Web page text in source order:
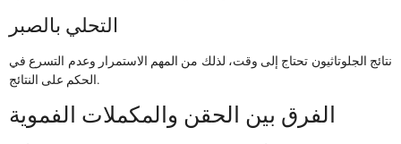
التحلي بالصبر
نتائج الجلوتاثيون تحتاج إلى وقت، لذلك من المهم الاستمرار وعدم التسرع في
الحكم على النتائج.
الفرق بين الحقن والمكملات الفموية